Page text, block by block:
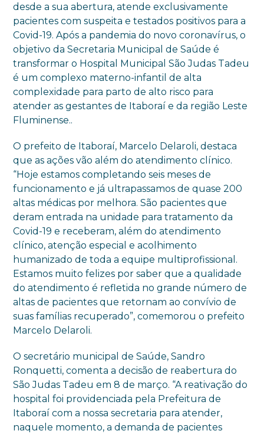
desde a sua abertura, atende exclusivamente
pacientes com suspeita e testados positivos para a
Covid-19. Após a pandemia do novo coronavírus, o
objetivo da Secretaria Municipal de Saúde é
transformar o Hospital Municipal São Judas Tadeu
é um complexo materno-infantil de alta
complexidade para parto de alto risco para
atender as gestantes de Itaboraí e da região Leste
Fluminense..
O prefeito de Itaboraí, Marcelo Delaroli, destaca
que as ações vão além do atendimento clínico.
“Hoje estamos completando seis meses de
funcionamento e já ultrapassamos de quase 200
altas médicas por melhora. São pacientes que
deram entrada na unidade para tratamento da
Covid-19 e receberam, além do atendimento
clínico, atenção especial e acolhimento
humanizado de toda a equipe multiprofissional.
Estamos muito felizes por saber que a qualidade
do atendimento é refletida no grande número de
altas de pacientes que retornam ao convívio de
suas famílias recuperado”, comemorou o prefeito
Marcelo Delaroli.
O secretário municipal de Saúde, Sandro
Ronquetti, comenta a decisão de reabertura do
São Judas Tadeu em 8 de março. “A reativação do
hospital foi providenciada pela Prefeitura de
Itaboraí com a nossa secretaria para atender,
naquele momento, a demanda de pacientes